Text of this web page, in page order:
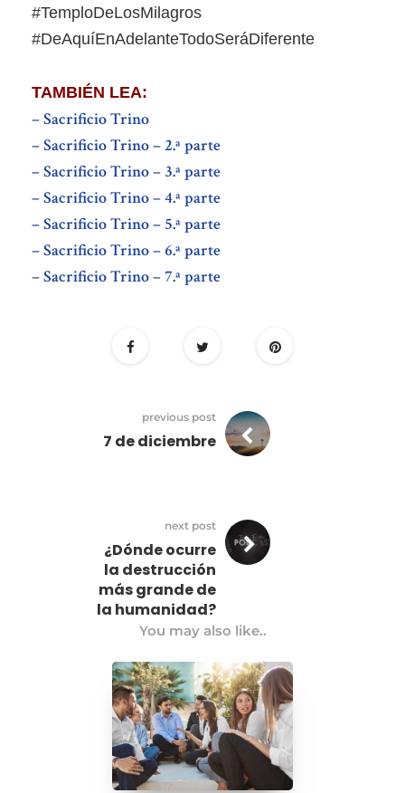
#TemploDeLosMilagros
#DeAquíEnAdelanteTodoSeráDiferente
TAMBIÉN LEA:
– Sacrificio Trino
– Sacrificio Trino – 2.ª parte
– Sacrificio Trino – 3.ª parte
– Sacrificio Trino – 4.ª parte
– Sacrificio Trino – 5.ª parte
– Sacrificio Trino – 6.ª parte
– Sacrificio Trino – 7.ª parte
previous post
7 de diciembre
next post
¿Dónde ocurre
la destrucción
más grande de
la humanidad?
You may also like..